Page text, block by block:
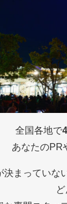
全国各地で
あなたのPR
決まってい